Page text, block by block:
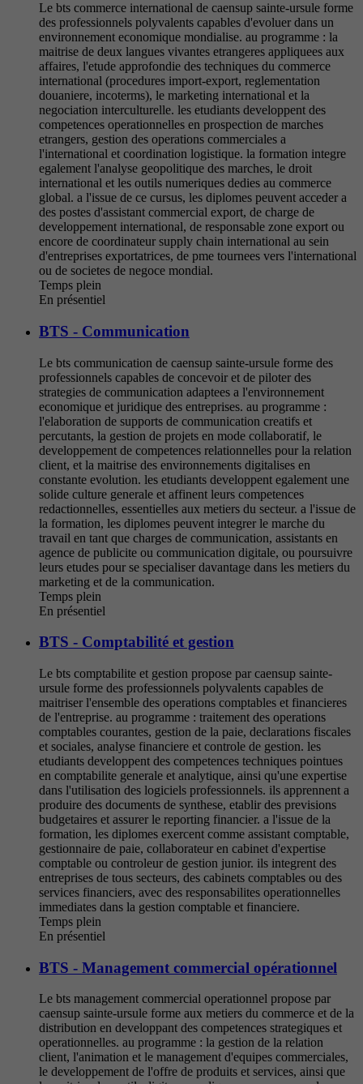
Le bts commerce international de caensup sainte-ursule forme
des professionnels polyvalents capables d'evoluer dans un
environnement economique mondialise. au programme : la
maitrise de deux langues vivantes etrangeres appliquees aux
affaires, l'etude approfondie des techniques du commerce
international (procedures import-export, reglementation
douaniere, incoterms), le marketing international et la
negociation interculturelle. les etudiants developpent des
competences operationnelles en prospection de marches
etrangers, gestion des operations commerciales a
l'international et coordination logistique. la formation integre
egalement l'analyse geopolitique des marches, le droit
international et les outils numeriques dedies au commerce
global. a l'issue de ce cursus, les diplomes peuvent acceder a
des postes d'assistant commercial export, de charge de
developpement international, de responsable zone export ou
encore de coordinateur supply chain international au sein
d'entreprises exportatrices, de pme tournees vers l'international
ou de societes de negoce mondial.
Temps plein
En présentiel
BTS - Communication
Le bts communication de caensup sainte-ursule forme des
professionnels capables de concevoir et de piloter des
strategies de communication adaptees a l'environnement
economique et juridique des entreprises. au programme :
l'elaboration de supports de communication creatifs et
percutants, la gestion de projets en mode collaboratif, le
developpement de competences relationnelles pour la relation
client, et la maitrise des environnements digitalises en
constante evolution. les etudiants developpent egalement une
solide culture generale et affinent leurs competences
redactionnelles, essentielles aux metiers du secteur. a l'issue de
la formation, les diplomes peuvent integrer le marche du
travail en tant que charges de communication, assistants en
agence de publicite ou communication digitale, ou poursuivre
leurs etudes pour se specialiser davantage dans les metiers du
marketing et de la communication.
Temps plein
En présentiel
BTS - Comptabilité et gestion
Le bts comptabilite et gestion propose par caensup sainte-
ursule forme des professionnels polyvalents capables de
maitriser l'ensemble des operations comptables et financieres
de l'entreprise. au programme : traitement des operations
comptables courantes, gestion de la paie, declarations fiscales
et sociales, analyse financiere et controle de gestion. les
etudiants developpent des competences techniques pointues
en comptabilite generale et analytique, ainsi qu'une expertise
dans l'utilisation des logiciels professionnels. ils apprennent a
produire des documents de synthese, etablir des previsions
budgetaires et assurer le reporting financier. a l'issue de la
formation, les diplomes exercent comme assistant comptable,
gestionnaire de paie, collaborateur en cabinet d'expertise
comptable ou controleur de gestion junior. ils integrent des
entreprises de tous secteurs, des cabinets comptables ou des
services financiers, avec des responsabilites operationnelles
immediates dans la gestion comptable et financiere.
Temps plein
En présentiel
BTS - Management commercial opérationnel
Le bts management commercial operationnel propose par
caensup sainte-ursule forme aux metiers du commerce et de la
distribution en developpant des competences strategiques et
operationnelles. au programme : la gestion de la relation
client, l'animation et le management d'equipes commerciales,
le developpement de l'offre de produits et services, ainsi que